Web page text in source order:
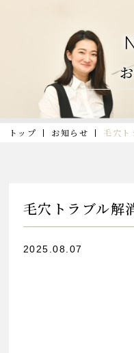
トップ お知らせ 毛穴ト
毛穴トラブル解
2025.08.07